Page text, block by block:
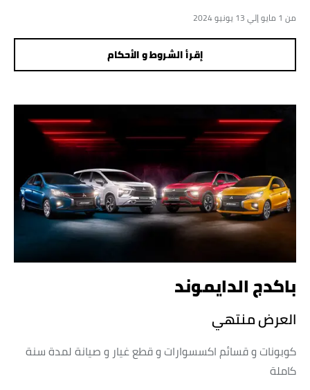
من 1 مايو إلي 13 يونيو 2024
إقرأ الشروط و الأحكام
باكدج الدايموند
العرض منتهي
كوبونات و قسائم اكسسوارات و قطع غيار و صيانة لمدة سنة
كاملة